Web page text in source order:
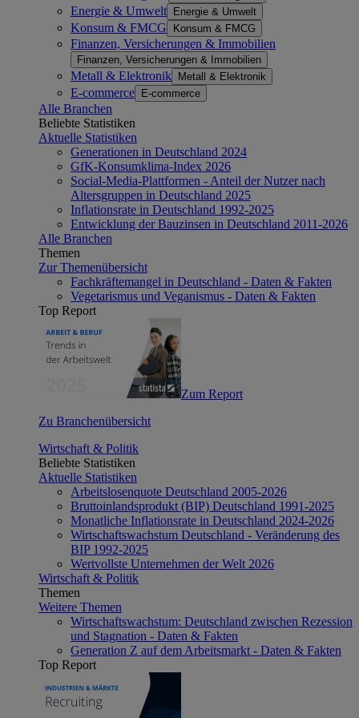
Energie & Umwelt Energie & Umwelt
Konsum & FMCG Konsum & FMCG
Finanzen, Versicherungen & Immobilien
Finanzen, Versicherungen & Immobilien
Metall & Elektronik Metall & Elektronik
E-commerce E-commerce
Alle Branchen
Beliebte Statistiken
Aktuelle Statistiken
Generationen in Deutschland 2024
GfK-Konsumklima-Index 2026
Social-Media-Plattformen - Anteil der Nutzer nach
Altersgruppen in Deutschland 2025
Inflationsrate in Deutschland 1992-2025
Entwicklung der Bauzinsen in Deutschland 2011-2026
Alle Branchen
Themen
Zur Themenübersicht
Fachkräftemangel in Deutschland - Daten & Fakten
Vegetarismus und Veganismus - Daten & Fakten
Top Report
Zum Report
Zu Branchenübersicht
Wirtschaft & Politik
Beliebte Statistiken
Aktuelle Statistiken
Arbeitslosenquote Deutschland 2005-2026
Bruttoinlandsprodukt (BIP) Deutschland 1991-2025
Monatliche Inflationsrate in Deutschland 2024-2026
Wirtschaftswachstum Deutschland - Veränderung des
BIP 1992-2025
Wertvollste Unternehmen der Welt 2026
Wirtschaft & Politik
Themen
Weitere Themen
Wirtschaftswachstum: Deutschland zwischen Rezession
und Stagnation - Daten & Fakten
Generation Z auf dem Arbeitsmarkt - Daten & Fakten
Top Report